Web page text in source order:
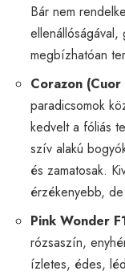
Bár nem
megbízhatóan
Corazon (Cuor
paradicsomok
kedvelt a fóliás
szív alakú
és zamatosak.
érzékenyebb,
Pink Wonder
rózsaszín,
ízletes, édes,